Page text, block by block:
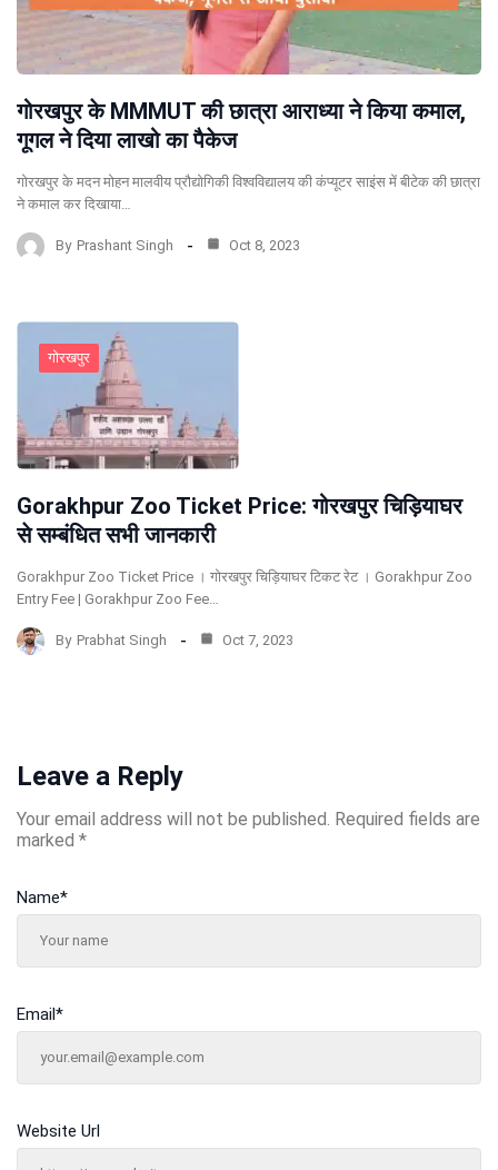
गोरखपुर के MMMUT की छात्रा आराध्या ने किया कमाल,
गूगल ने दिया लाखो का पैकेज
गोरखपुर के मदन मोहन मालवीय प्रौद्योगिकी विश्वविद्यालय की कंप्यूटर साइंस में बीटेक की छात्रा
ने कमाल कर दिखाया…
By Prashant Singh Oct 8, 2023
गोरखपुर
Gorakhpur Zoo Ticket Price: गोरखपुर चिड़ियाघर
से सम्बंधित सभी जानकारी
Gorakhpur Zoo Ticket Price । गोरखपुर चिड़ियाघर टिकट रेट । Gorakhpur Zoo
Entry Fee | Gorakhpur Zoo Fee…
By Prabhat Singh Oct 7, 2023
Leave a Reply
Your email address will not be published. Required fields are
marked *
Name*
Email*
Website Url